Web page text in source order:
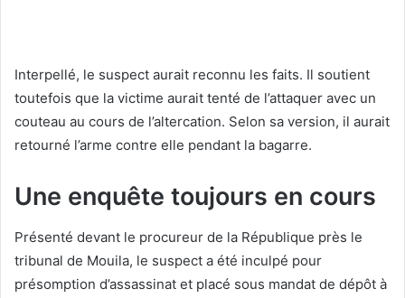
Interpellé, le suspect aurait reconnu les faits. Il soutient
toutefois que la victime aurait tenté de l’attaquer avec un
couteau au cours de l’altercation. Selon sa version, il aurait
retourné l’arme contre elle pendant la bagarre.
Une enquête toujours en cours
Présenté devant le procureur de la République près le
tribunal de Mouila, le suspect a été inculpé pour
présomption d’assassinat et placé sous mandat de dépôt à